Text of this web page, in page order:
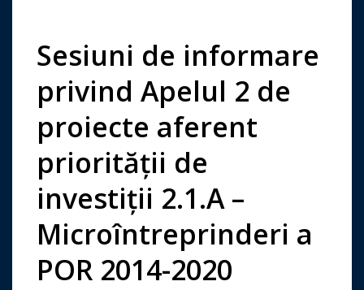
Sesiuni de informare
privind Apelul 2 de
proiecte aferent
priorităţii de
investiţii 2.1.A –
Microîntreprinderi a
POR 2014-2020